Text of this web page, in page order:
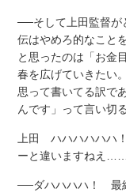
──そして上田監督が
伝はやめろ的なこと
と思ったのは「お金
春を広げていきたい
思って書いてる訳で
んです」って言い切
上田 ハハハハハハ
ーと違いますねえ……
──ダハハハハ！ 最